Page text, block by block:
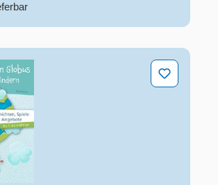
den Globus mit Krippenkindern